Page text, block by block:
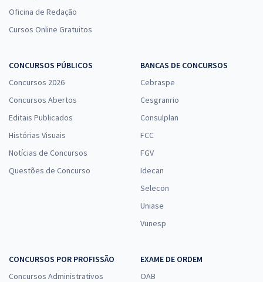
Oficina de Redação
Cursos Online Gratuitos
CONCURSOS PÚBLICOS
Concursos 2026
Concursos Abertos
Editais Publicados
Histórias Visuais
Notícias de Concursos
Questões de Concurso
BANCAS DE CONCURSOS
Cebraspe
Cesgranrio
Consulplan
FCC
FGV
Idecan
Selecon
Uniase
Vunesp
CONCURSOS POR PROFISSÃO
Concursos Administrativos
EXAME DE ORDEM
OAB